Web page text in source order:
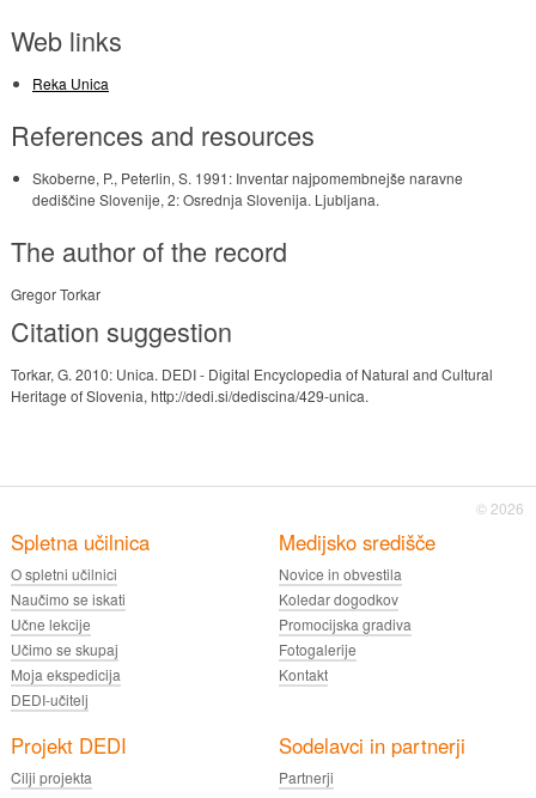
Web links
Reka Unica
References and resources
Skoberne, P., Peterlin, S. 1991: Inventar najpomembnejše naravne
dediščine Slovenije, 2: Osrednja Slovenija. Ljubljana.
The author of the record
Gregor Torkar
Citation suggestion
Torkar, G. 2010: Unica. DEDI - Digital Encyclopedia of Natural and Cultural
Heritage of Slovenia, http://dedi.si/dediscina/429-unica.
© 2026
Spletna učilnica
O spletni učilnici
Naučimo se iskati
Učne lekcije
Učimo se skupaj
Moja ekspedicija
DEDI-učitelj
Medijsko središče
Novice in obvestila
Koledar dogodkov
Promocijska gradiva
Fotogalerije
Kontakt
Projekt DEDI
Cilji projekta
Sodelavci in partnerji
Partnerji